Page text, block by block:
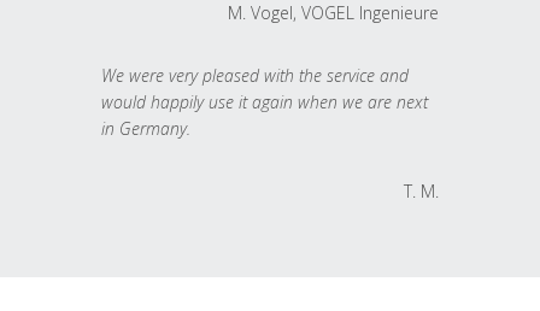
M. Vogel, VOGEL Ingenieure
We were very pleased with the service and
would happily use it again when we are next
in Germany.
T. M.